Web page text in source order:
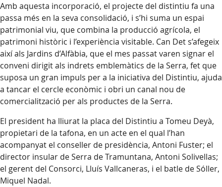
Amb aquesta incorporació, el projecte del distintiu fa una
passa més en la seva consolidació, i s’hi suma un espai
patrimonial viu, que combina la producció agrícola, el
patrimoni històric i l’experiència visitable. Can Det s’afegeix
així als Jardins d’Alfàbia, que el mes passat varen signar el
conveni dirigit als indrets emblemàtics de la Serra, fet que
suposa un gran impuls per a la iniciativa del Distintiu, ajuda
a tancar el cercle econòmic i obri un canal nou de
comercialització per als productes de la Serra.
El president ha lliurat la placa del Distintiu a Tomeu Deyà,
propietari de la tafona, en un acte en el qual l’han
acompanyat el conseller de presidència, Antoni Fuster; el
director insular de Serra de Tramuntana, Antoni Solivellas;
el gerent del Consorci, Lluís Vallcaneras, i el batle de Sóller,
Miquel Nadal.